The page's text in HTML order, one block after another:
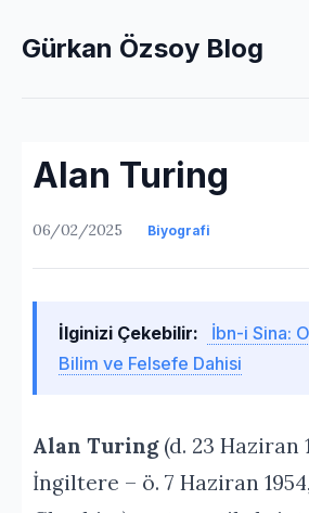
Gürkan Özsoy Blog
Alan Turing
06/02/2025 Biyografi
İlginizi Çekebilir:
İbn-i Sina:
Bilim ve Felsefe Dahisi
Alan Turing(d. 23 Haziran
İngiltere – ö. 7 Haziran